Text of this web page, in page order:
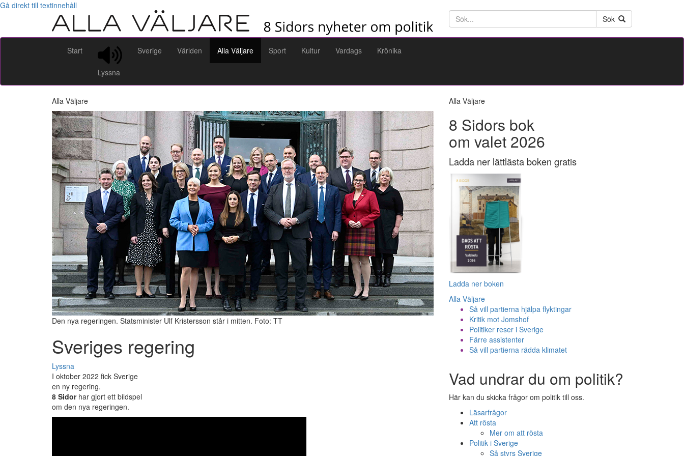
Gå direkt till textinnehåll
Söktext
Sök
Start
Lyssna
Sverige Världen Alla Väljare Sport Kultur Vardags Krönika
Alla Väljare
Den nya regeringen. Statsminister Ulf Kristersson står i mitten. Foto: TT
Sveriges regering
Lyssna
I oktober 2022 fick Sverige
en ny regering.
8 Sidorhar gjort ett bildspel
om den nya regeringen.
Alla Väljare
8 Sidors bok
om valet 2026
Ladda ner lättlästa boken gratis
Ladda ner boken
Alla Väljare
Så vill partierna hjälpa flyktingar
Kritik mot Jomshof
Politiker reser i Sverige
Färre assistenter
Så vill partierna rädda klimatet
Vad undrar du om politik?
Här kan du skicka frågor om politik till oss.
Läsarfrågor
Att rösta
Mer om att rösta
Politik i Sverige
Så styrs Sverige